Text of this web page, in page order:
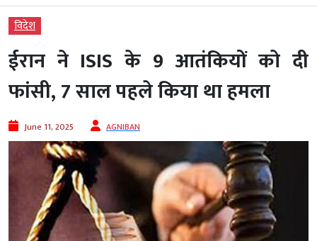
विदेश
ईरान ने ISIS के 9 आतंकियों को दी
फांसी, 7 साल पहले किया था हमला
June 11, 2025 AGNIBAN